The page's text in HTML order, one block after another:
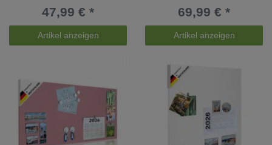
47,99 € *
Artikel anzeigen
69,99 € *
Artikel anzeigen